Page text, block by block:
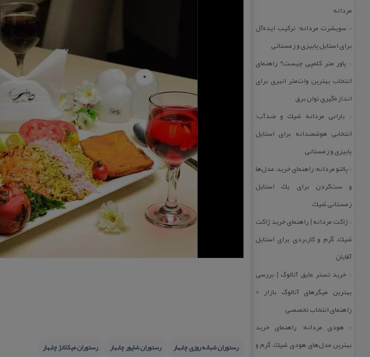
مردانه
:: سویشرت مردانه؛ تركیب ایده‌آل
برای استایل پاییزی و زمستانی
:: پاور متر كلمپی چیست؟ راهنمای
انتخاب بهترین وات‌متر انبری برای
اندازه‌گیری توان برق
:: بارانی مردانه شیك و ضدآب؛
انتخابی هوشمندانه برای استایل
پاییزی و زمستانی
:: پالتو مردانه؛ راهنمای خرید، مدل‌ها
و ست‌كردن برای یك استایل
زمستانی شیك
::ژاكت مردانه | راهنمای خرید ژاكت
شیك، گرم و كاربردی برای استایل
آقایان
:: خرید تستر عایق آنالوگ | بررسی
بهترین میگرهای آنالوگ بازار +
راهنمای انتخاب تخصصی
:: هودی مردانه؛ راهنمای خرید
بهترین مدل‌های هودی شیك، گرم و
رستوران شبانه روزی چابهار رستوران شاپور چابهار رستوران میكلانژ چابهار